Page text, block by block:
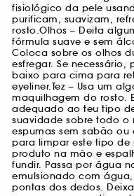
fisiológico da pele
purificam, suavizam,
rosto.Olhos – Deita
fórmula suave e sem
Coloca sobre os olhos
esfregar. Se
baixo para cima para
eyeliner.Tez – Usa um
maquilhagem do rosto.
adequado ao teu tipo
suavidade sobre todo o
espumas sem sabão ou
para limpar este tipo
produto na mão e
fundir. Passa por água
emulsionado com
pontas dos dedos.